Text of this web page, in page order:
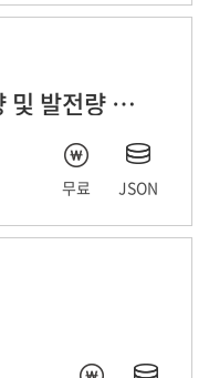
태양광 발전단지 일사량 및 발전량 예측 자료
무료 JSON